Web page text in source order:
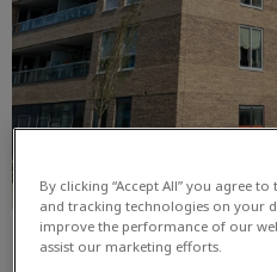
By clicking “Accept All” you agree
and tracking technologies on your
improve the performance of our
assist our marketing efforts.